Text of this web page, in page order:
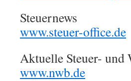
Steuernews
www.steuer-office.de
Aktuelle Steuer-
www.nwb.de